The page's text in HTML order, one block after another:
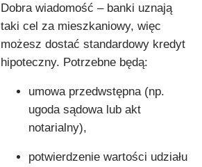
Dobra wiadomość – banki uznają
taki cel za mieszkaniowy, więc
możesz dostać standardowy kredyt
hipoteczny. Potrzebne będą:
umowa przedwstępna (np.
ugoda sądowa lub akt
notarialny),
potwierdzenie wartości udziału